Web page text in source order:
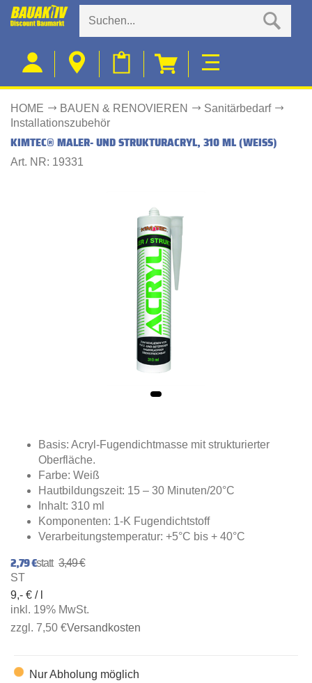
HOME BAUEN & RENOVIEREN
Sanitärbedarf
Installationszubehör
KIMTEC® MALER- UND STRUKTURACRYL, 310 ML (WEISS)
Art. NR: 19331
Basis: Acryl-Fugendichtmasse mit strukturierter
Oberfläche.
Farbe: Weiß
Hautbildungszeit: 15 – 30 Minuten/20°C
Inhalt: 310 ml
Komponenten: 1-K Fugendichtstoff
Verarbeitungstemperatur: +5°C bis + 40°C
3,49 €
2,79 €
ST
9,- € / l
inkl. 19% MwSt.
zzgl. 7,50 €Versandkosten
Nur Abholung möglich